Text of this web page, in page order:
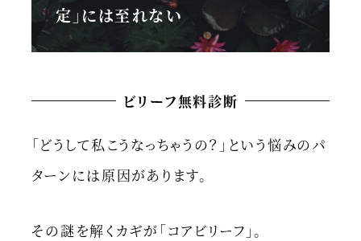
定」には至れない
ビリーフ無料診断
「どうして私こうなっちゃうの？」という悩みのパ
ターンには原因があります。
その謎を解くカギが「コアビリーフ」。